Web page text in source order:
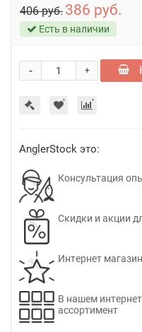
406 руб. 386 руб.
Есть в наличии
+
-
AnglerStock это:
Консультация
Скидки и акции
Интернет
В нашем
ассортимент